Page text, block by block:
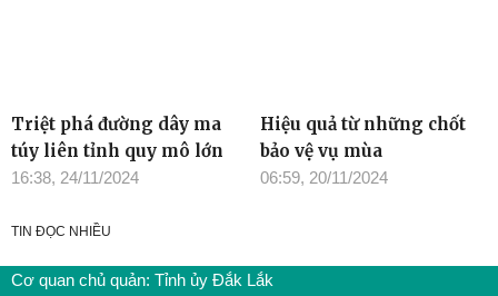
Triệt phá đường dây ma
túy liên tỉnh quy mô lớn
16:38, 24/11/2024
Hiệu quả từ những chốt
bảo vệ vụ mùa
06:59, 20/11/2024
TIN ĐỌC NHIỀU
Cơ quan chủ quản: Tỉnh ủy Đắk Lắk